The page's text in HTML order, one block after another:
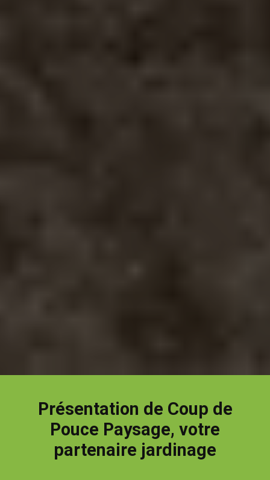
Présentation de Coup de
Pouce Paysage, votre
partenaire jardinage